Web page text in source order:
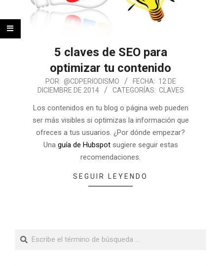
5 claves de SEO para
optimizar tu contenido
POR: @CDPERIODISMO FECHA: 12 DE
DICIEMBRE DE 2014
CATEGORÍAS: CLAVES
Los contenidos en tu blog o página web pueden
ser más visibles si optimizas la información que
ofreces a tus usuarios. ¿Por dónde empezar?
Unaguía de Hubspot sugiere seguir estas
recomendaciones.
SEGUIR LEYENDO